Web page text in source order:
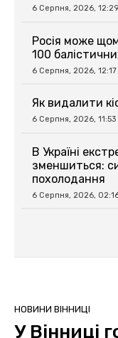
6 Серпня, 2026, 12:29
Росія може
100
6 Серпня, 2026, 12:17
Як видалити
6 Серпня, 2026, 11:53
В Україні
зменшиться:
похолодання
6 Серпня, 2026,